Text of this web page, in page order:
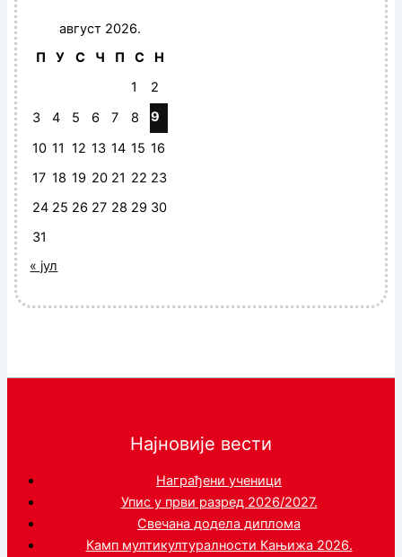
август 2026.
П
У С Ч П С
Н
1
2
3
4 5 6 7 8
9
10 11 12 13 14 15 16
17 18 19 20 21 22 23
24 25 26 27 28 29 30
31
« јул
Најновије вести
Награђени ученици
Упис у први разред 2026/2027.
Свечана додела диплома
Камп мултикултуралности Кањижа 2026.